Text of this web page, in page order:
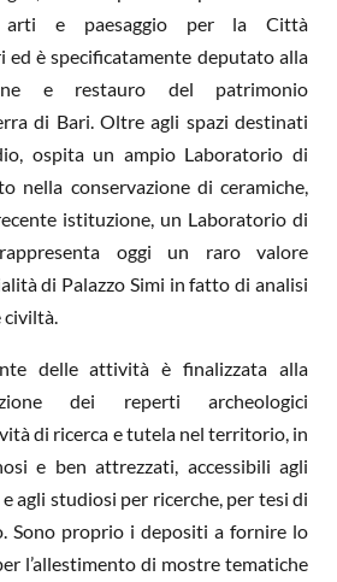
arti e paesaggio per la Città
ed è specificatamente deputato alla
e restauro del patrimonio
di Bari. Oltre agli spazi destinati
ospita un ampio Laboratorio di
nella conservazione di ceramiche,
istituzione, un Laboratorio di
oggi un raro valore
di Palazzo Simi in fatto di analisi
civiltà.
delle attività è finalizzata alla
dei reperti archeologici
di ricerca e tutela nel territorio, in
e ben attrezzati, accessibili agli
agli studiosi per ricerche, per tesi di
Sono proprio i depositi a fornire lo
l’allestimento di mostre tematiche